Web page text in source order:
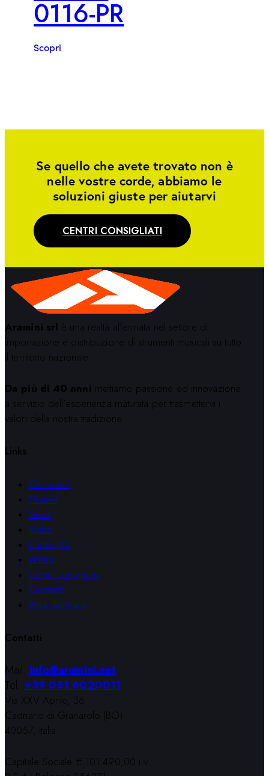
0116-PR
Scopri
Se quello che avete trovato non è
nelle vostre corde, abbiamo le
soluzioni giuste per aiutarvi
CENTRI CONSIGLIATI
Aramini srl è una realtà affermata nel settore di
importazione e distribuzione di strumenti musicali su tutto
il territorio nazionale.
Da più di 40 anni mettiamo passione ed innovazione
a servizio dell’esperienza maturata per trasmettervi i
valori della nostra tradizione.
Links
Chi siamo
Marchi
News
Video
Cataloghi
Artisti
Centri consigliati
Contatti
Area riservata
Contatti
Mail: info@aramini.net
Tel: +39 051 6020011
Via XXV Aprile, 36
Cadriano di Granarolo (BO)
40057, Italia
Capitale Sociale € 101.490,00 i.v.